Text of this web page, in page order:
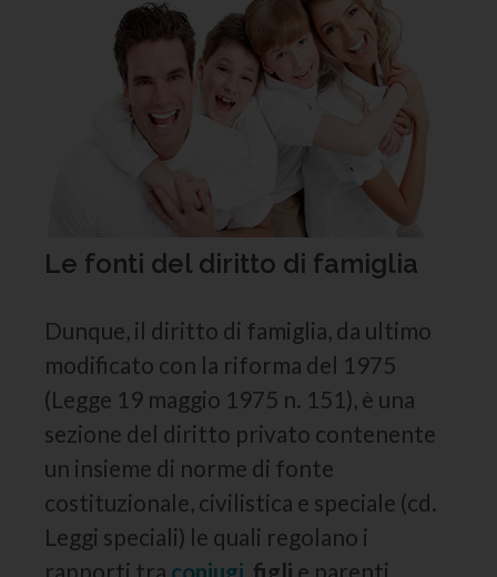
Le fonti del diritto di famiglia
Dunque, il diritto di famiglia, da ultimo
modificato con la riforma del 1975
(Legge 19 maggio 1975 n. 151), è una
sezione del diritto privato contenente
un insieme di norme di fonte
costituzionale, civilistica e speciale (cd.
Leggi speciali) le quali regolano i
rapporti tra coniugi, figli e parenti.